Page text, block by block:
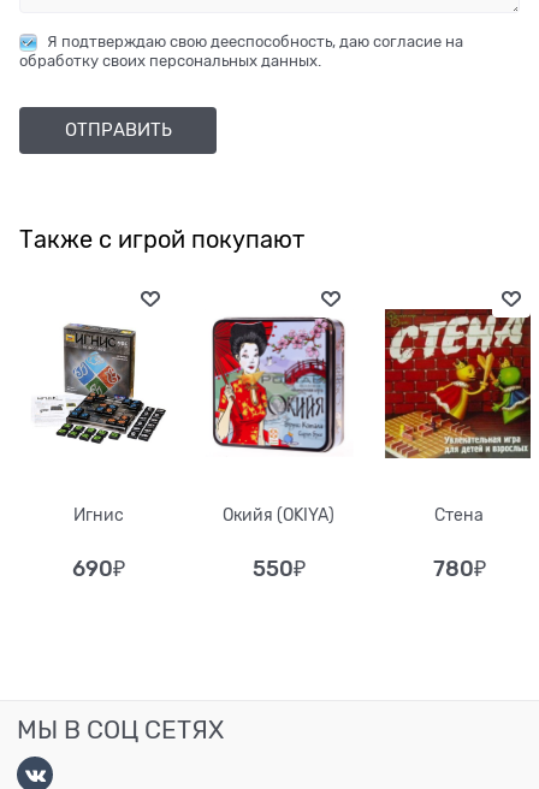
Я подтверждаю свою дееспособность, даю согласие на
обработку своих персональных данных.
Также с игрой покупают
Игнис
690₽
Окийя (OKIYA)
550₽
Стена
780₽
МЫ В СОЦ СЕТЯХ